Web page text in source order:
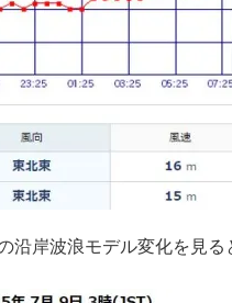
沿岸波浪モデル変化を見